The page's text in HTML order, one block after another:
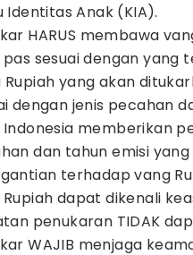
Identitas Anak (KIA).
HARUS membawa
sesuai dengan yang
Rupiah yang akan
dengan jenis pecahan
Indonesia memberikan
dan tahun emisi
terhadap vang
dapat dikenali
penukaran TIDAK
WAJIB menjaga